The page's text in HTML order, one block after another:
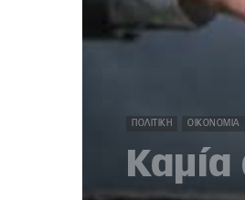
ΠΟΛΙΤΙΚΉ ΟΙΚΟΝΟΜΊΑ